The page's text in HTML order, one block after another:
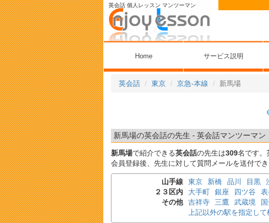
英会話 個人レッスン マンツーマン
Home サービス説明
英会話 東京 京急-本線 新馬場
新馬場の英会話の先生 - 英会話マンツーマ
新馬場で紹介できる英会話の先生は309名です。
会員登録後、先生に対して質問メールを送付で
山手線 東京 新橋 品川 目黒
２３区内
大手町 銀座 四ツ谷
その他
吉祥寺 三鷹 武蔵境
上記以外の駅を指定して